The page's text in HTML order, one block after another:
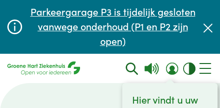
Parkeergarage P3 is tijdelijk gesloten
vanwege onderhoud (P1 en P2 zijn
open)
Hier vindt u uw
Wachttijden